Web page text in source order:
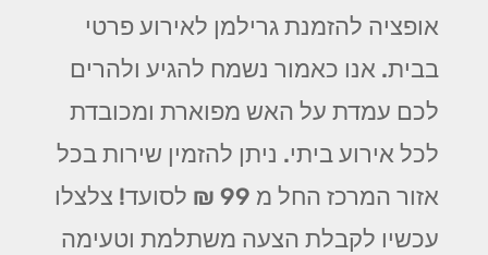
אופציה להזמנת גרילמן לאירוע פרטי
בבית. אנו כאמור נשמח להגיע ולהרים
לכם עמדת על האש מפוארת ומכובדת
לכל אירוע ביתי. ניתן להזמין שירות בכל
אזור המרכז החל מ 99 ₪ לסועד! צלצלו
עכשיו לקבלת הצעה משתלמת וטעימה